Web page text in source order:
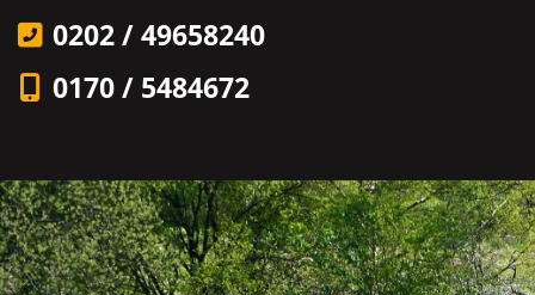
0202 / 49658240
0170 / 5484672